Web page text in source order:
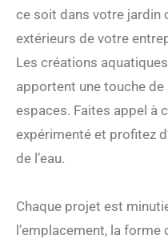
ce soit dans votre jardin
extérieurs de votre
Les créations
apportent une touche
espaces. Faites appel à
expérimenté et profitez
de l’eau.
Chaque projet est
l’emplacement, la forme